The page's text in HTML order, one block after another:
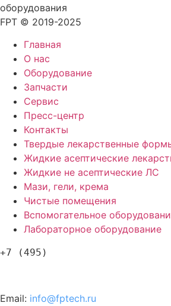
оборудования
FPT © 2019-2025
Главная
О нас
Оборудование
Запчасти
Сервис
Пресс-центр
Контакты
Твердые лекарственные
Жидкие асептические
Жидкие не асептические ЛС
Мази, гели, крема
Чистые помещения
Вспомогательное
Лабораторное оборудование
+7 (495)
Email: info@fptech.ru